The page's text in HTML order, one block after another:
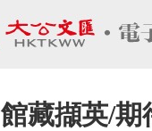
館藏擷英/期